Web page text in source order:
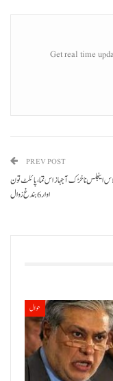
Get real time
PREV POST
اینجلس نا خڑک آ جہاز اس تما، پائلٹ تون
اوار 6بندغ زوال
حوال